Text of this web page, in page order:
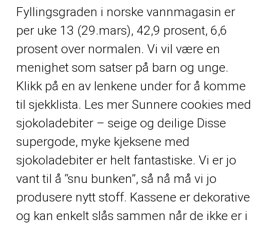
Fyllingsgraden i norske vannmagasin er
per uke 13 (29.mars), 42,9 prosent, 6,6
prosent over normalen. Vi vil være en
menighet som satser på barn og unge.
Klikk på en av lenkene under for å komme
til sjekklista. Les mer Sunnere cookies med
sjokoladebiter – seige og deilige Disse
supergode, myke kjeksene med
sjokoladebiter er helt fantastiske. Vi er jo
vant til å “snu bunken”, så nå må vi jo
produsere nytt stoff. Kassene er dekorative
og kan enkelt slås sammen når de ikke er i